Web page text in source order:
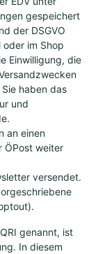
gespeichert
der DSGVO
oder im Shop
Einwilligung, die
haben das
und
an einen
ÖPost weiter
versendet.
genannt, ist
In diesem